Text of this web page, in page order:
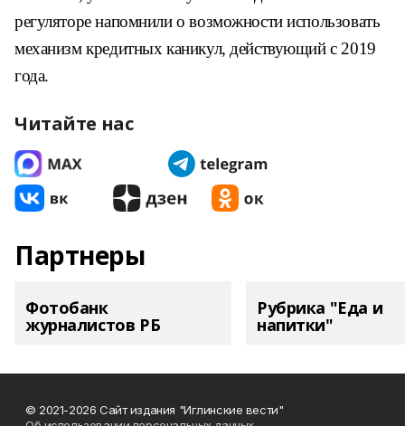
регуляторе напомнили о возможности использовать
механизм кредитных каникул, действующий с 2019
года.
Читайте нас
Партнеры
Фотобанк
журналистов РБ
Рубрика "Еда и
напитки"
© 2021-2026 Сайт издания "Иглинские вести"